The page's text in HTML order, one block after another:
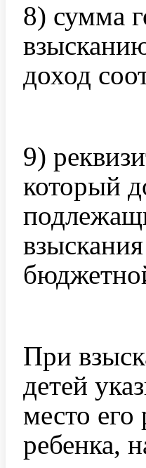
8) сумма
доход
9)
который
При
детей
место
ребенка,